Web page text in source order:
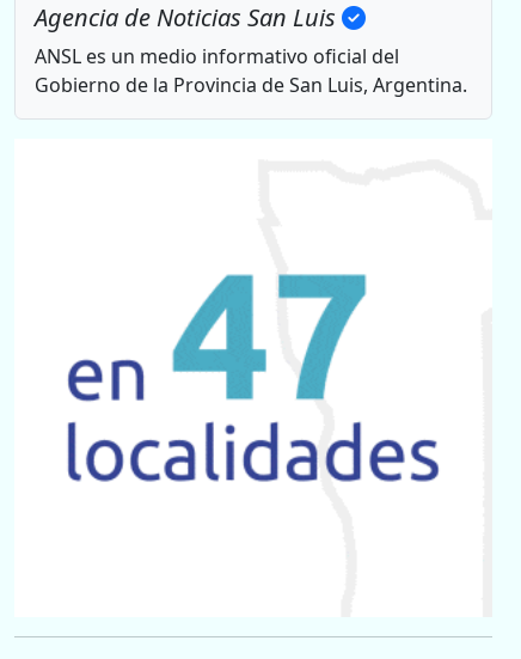
Agencia de Noticias San Luis
ANSL es un medio informativo oficial del
Gobierno de la Provincia de San Luis, Argentina.